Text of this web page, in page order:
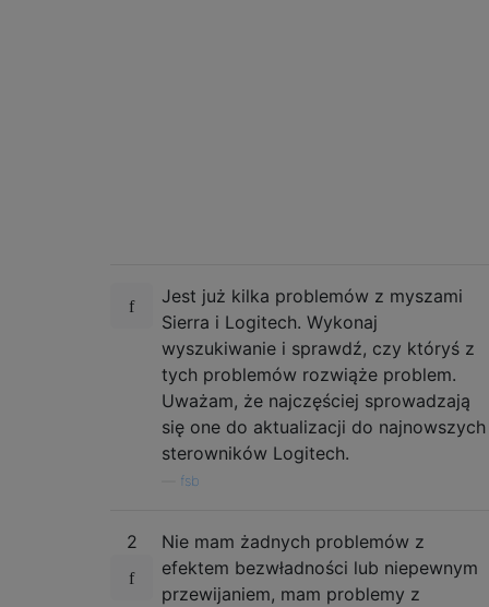
Jest już kilka problemów z myszami
Sierra i Logitech. Wykonaj
wyszukiwanie i sprawdź, czy któryś z
tych problemów rozwiąże problem.
Uważam, że najczęściej sprowadzają
się one do aktualizacji do najnowszych
sterowników Logitech.
fsb
2
Nie mam żadnych problemów z
efektem bezwładności lub niepewnym
przewijaniem, mam problemy z